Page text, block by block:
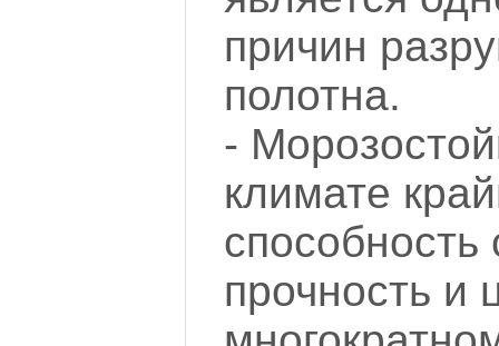
причин
полотна.
-
климате
способность
прочность и